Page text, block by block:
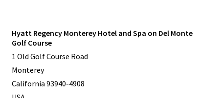
Hyatt Regency Monterey Hotel and Spa on Del Monte
Golf Course
1 Old Golf Course Road
Monterey
California 93940-4908